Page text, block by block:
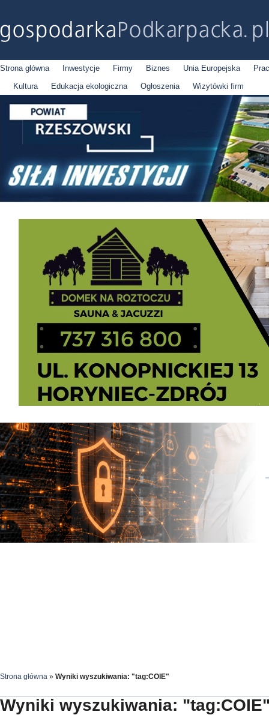
Strona główna Inwestycje Firmy Biznes Unia Europejska
Kultura
Edukacja ekologiczna Ogłoszenia Wizytówki firm
Strona główna » Wyniki wyszukiwania: "tag:COIE"
Wyniki wyszukiwania: